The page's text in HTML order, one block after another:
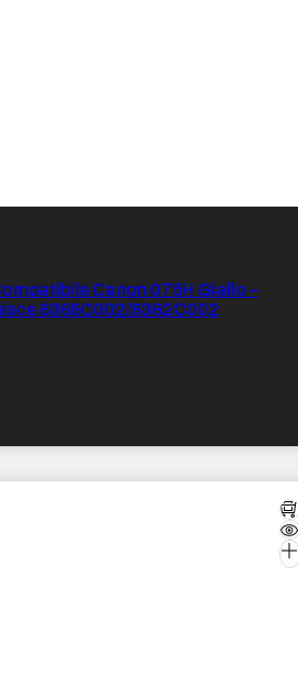
Canon 075H Giallo –
6366C002/6362C002